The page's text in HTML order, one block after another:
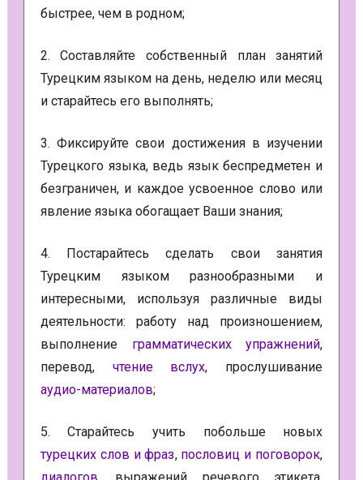
быстрее, чем в родном;
2. Составляйте собственный план занятий
Турецким языком на день, неделю или месяц
и старайтесь его выполнять;
3. Фиксируйте свои достижения в изучении
Турецкого языка, ведь язык беспредметен и
безграничен, и каждое усвоенное слово или
явление языка обогащает Ваши знания;
4. Постарайтесь сделать свои занятия
Турецким языком разнообразными и
интересными, используя различные виды
деятельности: работу над произношением,
выполнение грамматических упражнений,
перевод, чтение вслух, прослушивание
аудио-материалов;
5. Старайтесь учить побольше новых
турецких слов и фраз, пословиц и поговорок,